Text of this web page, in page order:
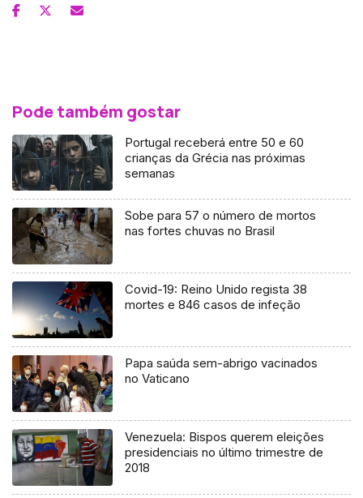
Pode também gostar
Portugal receberá entre 50 e 60
crianças da Grécia nas próximas
semanas
Sobe para 57 o número de mortos
nas fortes chuvas no Brasil
Covid-19: Reino Unido regista 38
mortes e 846 casos de infeção
Papa saúda sem-abrigo vacinados
no Vaticano
Venezuela: Bispos querem eleições
presidenciais no último trimestre de
2018